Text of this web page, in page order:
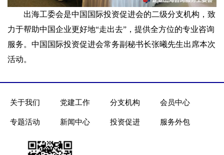
出海工委会是中国国际投资促进会的二级分支机构，致
力于帮助中国企业更好地“走出去”，提供全方位的专业咨询
服务。中国国际投资促进会常务副秘书长张曦先生出席本次
活动。
关于我们 党建工作 分支机构 会员中心
专题活动 新闻中心 投资促进 服务外包